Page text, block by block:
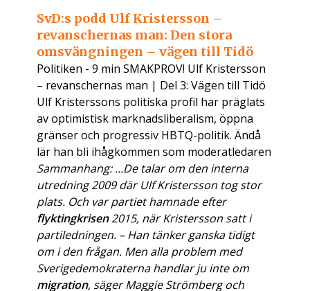
SvD:s podd Ulf Kristersson –
revanschernas man: Den stora
omsvängningen – vägen till Tidö
Politiken - 9 min SMAKPROV! Ulf Kristersson
– revanschernas man | Del 3: Vägen till Tidö
Ulf Kristerssons politiska profil har präglats
av optimistisk marknadsliberalism, öppna
gränser och progressiv HBTQ-politik. Ändå
lär han bli ihågkommen som moderatledaren
Sammanhang: ...De talar om den interna
utredning 2009 där Ulf Kristersson tog stor
plats. Och var partiet hamnade efter
flyktingkrisen2015, när Kristersson satt i
partiledningen. – Han tänker ganska tidigt
om i den frågan. Men alla problem med
Sverigedemokraterna handlar ju inte om
migration, säger Maggie Strömberg och